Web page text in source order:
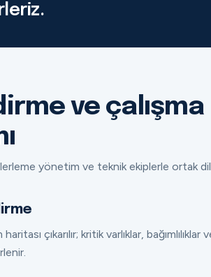
ve çalışma
yönetim ve teknik ekiplerle ortak
çıkarılır; kritik varlıklar, bağımlılıklar